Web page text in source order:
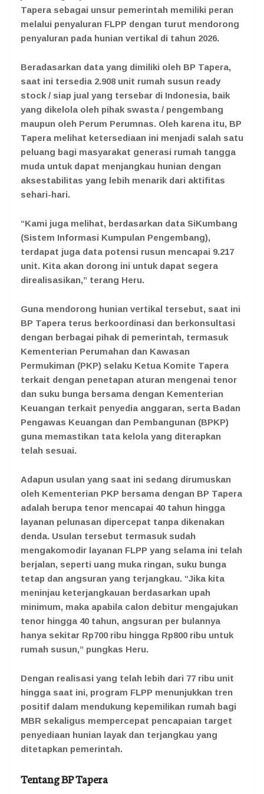
Tapera sebagai unsur pemerintah memiliki peran
melalui penyaluran FLPP dengan turut mendorong
penyaluran pada hunian vertikal di tahun 2026.
Beradasarkan data yang dimiliki oleh BP Tapera,
saat ini tersedia 2.908 unit rumah susun ready
stock / siap jual yang tersebar di Indonesia, baik
yang dikelola oleh pihak swasta / pengembang
maupun oleh Perum Perumnas. Oleh karena itu, BP
Tapera melihat ketersediaan ini menjadi salah satu
peluang bagi masyarakat generasi rumah tangga
muda untuk dapat menjangkau hunian dengan
aksestabilitas yang lebih menarik dari aktifitas
sehari-hari.
“Kami juga melihat, berdasarkan data SiKumbang
(Sistem Informasi Kumpulan Pengembang),
terdapat juga data potensi rusun mencapai 9.217
unit. Kita akan dorong ini untuk dapat segera
direalisasikan,” terang Heru.
Guna mendorong hunian vertikal tersebut, saat ini
BP Tapera terus berkoordinasi dan berkonsultasi
dengan berbagai pihak di pemerintah, termasuk
Kementerian Perumahan dan Kawasan
Permukiman (PKP) selaku Ketua Komite Tapera
terkait dengan penetapan aturan mengenai tenor
dan suku bunga bersama dengan Kementerian
Keuangan terkait penyedia anggaran, serta Badan
Pengawas Keuangan dan Pembangunan (BPKP)
guna memastikan tata kelola yang diterapkan
telah sesuai.
Adapun usulan yang saat ini sedang dirumuskan
oleh Kementerian PKP bersama dengan BP Tapera
adalah berupa tenor mencapai 40 tahun hingga
layanan pelunasan dipercepat tanpa dikenakan
denda. Usulan tersebut termasuk sudah
mengakomodir layanan FLPP yang selama ini telah
berjalan, seperti uang muka ringan, suku bunga
tetap dan angsuran yang terjangkau. “Jika kita
meninjau keterjangkauan berdasarkan upah
minimum, maka apabila calon debitur mengajukan
tenor hingga 40 tahun, angsuran per bulannya
hanya sekitar Rp700 ribu hingga Rp800 ribu untuk
rumah susun,” pungkas Heru.
Dengan realisasi yang telah lebih dari 77 ribu unit
hingga saat ini, program FLPP menunjukkan tren
positif dalam mendukung kepemilikan rumah bagi
MBR sekaligus mempercepat pencapaian target
penyediaan hunian layak dan terjangkau yang
ditetapkan pemerintah.
Tentang BP Tapera